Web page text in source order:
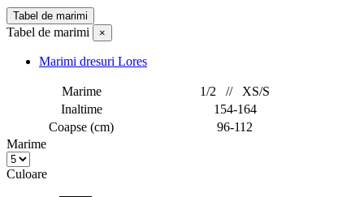
Tabel de marimi
Tabel de marimi ×
Marimi dresuri Lores
Marime
1/2 // XS/S
Inaltime
154-164
Coapse (cm)
96-112
Marime
Culoare